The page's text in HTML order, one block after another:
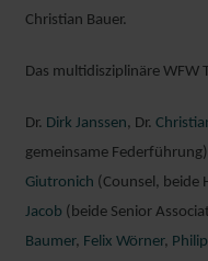
Christian Bauer.
Das multidisziplinäre WFW
Dr. Dirk Janssen, Dr.
gemeinsame
Giutronich (Counsel, beide
Jacob (beide Senior
Baumer, Felix Wörner,
WESTERMANN
HAMBURG